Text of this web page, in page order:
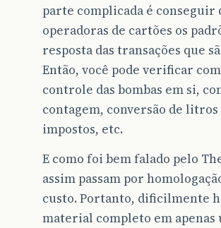
parte complicada é conseguir
operadoras de cartões os
resposta das transações que
Então, você pode verificar
controle das bombas em si,
contagem, conversão de litros
impostos, etc.
E como foi bem falado pelo
assim passam por
custo. Portanto, dificilmente
material completo em apenas